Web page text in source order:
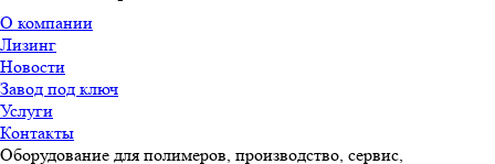
О компании
Лизинг
Новости
Завод под ключ
Услуги
Контакты
Оборудование для полимеров, производство, сервис,